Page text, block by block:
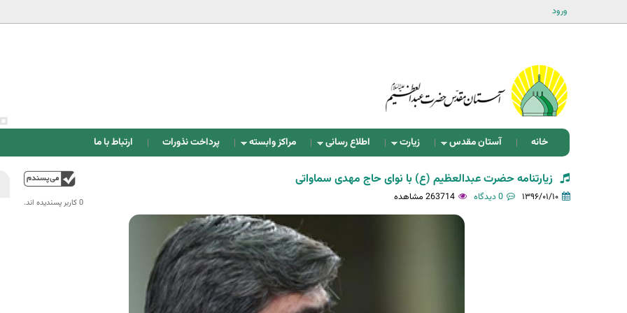
ورود
خانه آستان مقدس زیارت اطلاع رسانی مراکز وابسته پرداخت نذورات ارتباط با ما
0 کاربر پسندیده اند.‎
زیارتنامه حضرت عبدالعظیم (ع) با نوای حاج مهدی سماواتی
۱۳۹۶/۰۱/۱۰ 0 دیدگاه 263714 مشاهده